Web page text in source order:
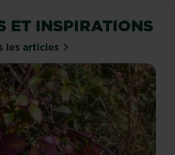
ET INSPIRATIONS
les articles